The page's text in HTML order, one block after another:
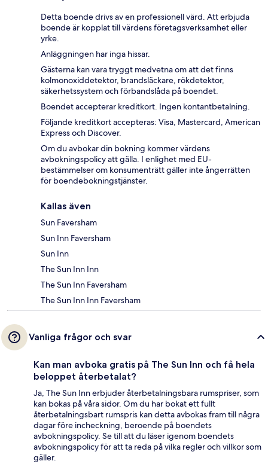
Detta boende drivs av en professionell värd. Att erbjuda
boende är kopplat till värdens företagsverksamhet eller
yrke.
Anläggningen har inga hissar.
Gästerna kan vara tryggt medvetna om att det finns
kolmonoxiddetektor, brandsläckare, rökdetektor,
säkerhetssystem och förbandslåda på boendet.
Boendet accepterar kreditkort. Ingen kontantbetalning.
Följande kreditkort accepteras: Visa, Mastercard, American
Express och Discover.
Om du avbokar din bokning kommer värdens
avbokningspolicy att gälla. I enlighet med EU-
bestämmelser om konsumenträtt gäller inte ångerrätten
för boendebokningstjänster.
Kallas även
Sun Faversham
Sun Inn Faversham
Sun Inn
The Sun Inn Inn
The Sun Inn Faversham
The Sun Inn Inn Faversham
Vanliga frågor och svar
Kan man avboka gratis på The Sun Inn och få hela
beloppet återbetalat?
Ja, The Sun Inn erbjuder återbetalningsbara rumspriser, som
kan bokas på våra sidor. Om du har bokat ett fullt
återbetalningsbart rumspris kan detta avbokas fram till några
dagar före incheckning, beroende på boendets
avbokningspolicy. Se till att du läser igenom boendets
avbokningspolicy för att ta reda på vilka regler och villkor som
gäller.